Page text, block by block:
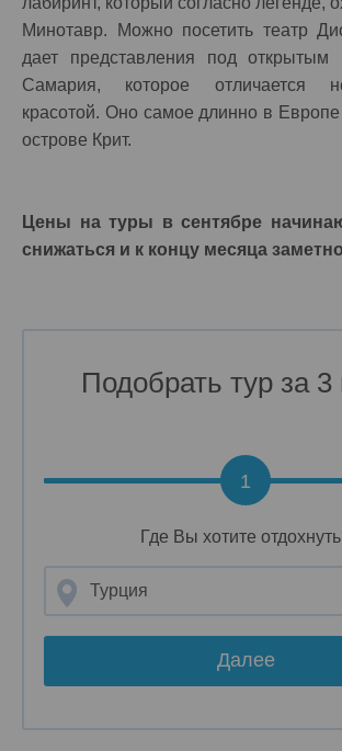
Минотавр. Можно посетить театр
дает представления под открытым
Самария, которое отличается
красотой. Оно самое длинно в Европе
острове Крит.
Цены на туры в сентябре
снижаться и к концу месяца
Подобрать тур за 3
Где Вы хотите
Турция
Далее
1